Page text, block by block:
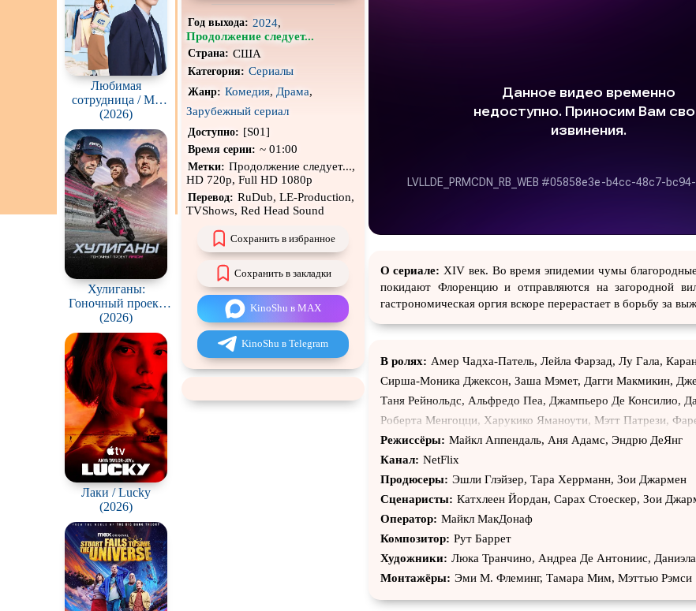
Любимая
сотрудница / My
Bias, My Boss
(Choeaeui sawon)
(2026)
Хулиганы:
Гоночный проект
ARCH / Hooligans:
The ARCH Racing
Project
(2026)
Лаки / Lucky
(2026)
Про снайперов
Про тюрьму
Роуд-муви Ситком
Стимпанк Турецкий сериал
Экранизация
Год выхода: 2024,
Продолжение следует...
Страна: США
Категория: Сериалы
Жанр: Комедия, Драма,
Зарубежный сериал
Доступно: [S01]
Время серии: ~ 01:00
Метки: Продолжение следует...,
HD 720p, Full HD 1080p
Перевод: RuDub, LE-Production,
TVShows, Red Head Sound
Сохранить в избранное
Сохранить в закладки
KinoShu в MAX
KinoShu в Telegram
О сериале: XIV век. Во время эпидемии чумы
покидают Флоренцию и отправляются на загородной
гастрономическая оргия вскоре перерастает в борьбу за
В ролях: Амер Чадха-Патель, Лейла Фарзад, Лу Гала,
Сирша-Моника Джексон, Заша Мэмет, Дагги Макмикин,
Таня Рейнольдс, Альфредо Пеа, Джампьеро Де Консилио,
Роберта Менгоцци, Харукико Яманоути, Мэтт Патрези,
Чемп, Александр Рудинский, Логан Вонг, Николай
Джон Ханна, Николетта Чефали, Романо Талеви, Элиаш
Зельда Россет Колон, Винченцо Ди Роза, Николай Николаев,
Макка, Денис МакНи, Давy Едуард Кинг
Режиссёры: Майкл Аппендаль, Аня Адамс, Эндрю ДеЯнг
Канал: NetFlix
Продюсеры: Эшли Глэйзер, Тара Херрманн, Зои Джармен
Сценаристы: Катхлеен Йордан, Сарах Стоеcкер, Зои
Оператор: Майкл МакДонаф
Композитор: Рут Баррет
Художники: Люка Транчино, Андреа Де Антониис,
Монтажёры: Эми М. Флеминг, Тамара Мим, Мэттью Рэмси